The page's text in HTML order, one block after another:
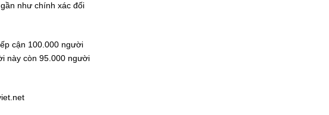
như chính xác đối
cận 100.000 người
này còn 95.000 người